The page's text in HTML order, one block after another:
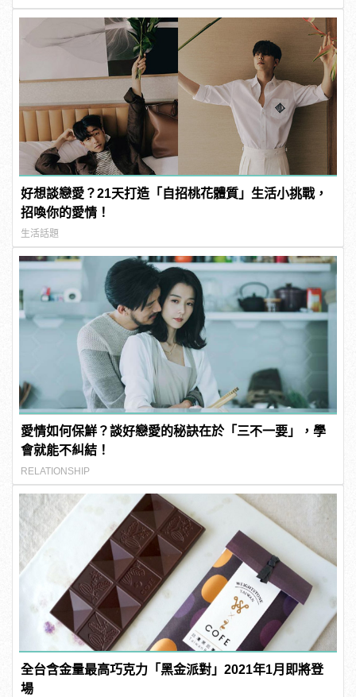
好想談戀愛？21天打造「自招桃花體質」生活小挑戰，
招喚你的愛情！
生活話題
愛情如何保鮮？談好戀愛的秘訣在於「三不一要」，學
會就能不糾結！
RELATIONSHIP
全台含金量最高巧克力「黑金派對」2021年1月即將登
場